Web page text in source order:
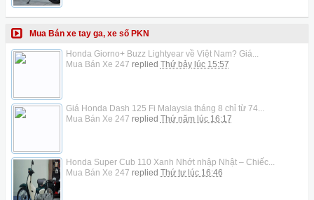
Mua Bán xe tay ga, xe số PKN
Honda Giorno+ Buzz Lightyear về Việt Nam? Giá...
Mua Bán Xe 247 replied Thứ bảy lúc 15:57
Giá Honda Dash 125 Fi Malaysia tháng 8 chỉ từ 74...
Mua Bán Xe 247 replied Thứ năm lúc 16:17
Honda Super Cub 110 Xanh Nhớt nhập Nhật – Chiếc...
Mua Bán Xe 247 replied Thứ tư lúc 16:46